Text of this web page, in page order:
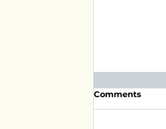
Comments